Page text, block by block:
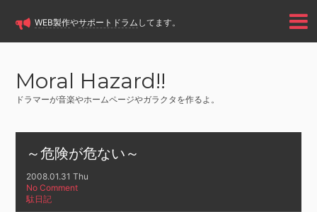
WEB製作やサポートドラム してます。
Moral Hazard!!
ドラマーが音楽やホームページやガラクタを作るよ。
～危険が危ない～
2008.01.31 Thu
No Comment
駄日記